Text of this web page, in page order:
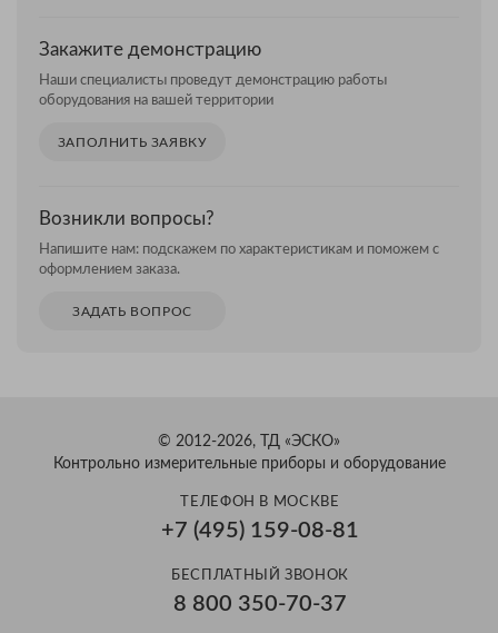
Закажите демонстрацию
Наши специалисты проведут демонстрацию работы
оборудования на вашей территории
ЗАПОЛНИТЬ ЗАЯВКУ
Возникли вопросы?
Напишите нам: подскажем по характеристикам и поможем с
оформлением заказа.
ЗАДАТЬ ВОПРОС
© 2012-2026, ТД «ЭСКО»
Контрольно измерительные приборы и оборудование
ТЕЛЕФОН В МОСКВЕ
+7 (495) 159-08-81
БЕСПЛАТНЫЙ ЗВОНОК
8 800 350-70-37